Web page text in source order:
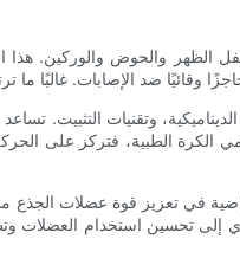
والحوض والوركين. هذا
وتقنيات التثبيت.
الكرة الطبية، فتركز على
في تعزيز قوة عضلات
تحسين استخدام العضلات